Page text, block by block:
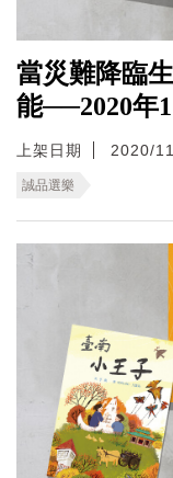
當災難降臨
能──2020年
上架日期 2020/
誠品選樂